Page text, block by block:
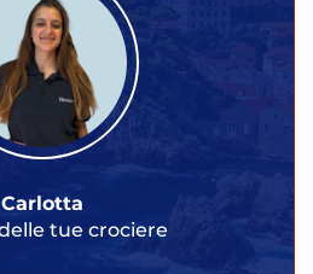
Carlotta
tue crociere